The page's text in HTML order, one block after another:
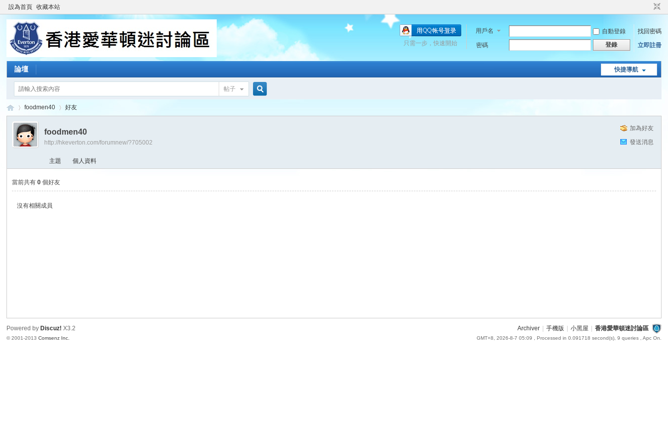
設為首頁 收藏本站
用戶名 自動登錄
找回密碼
密碼
登錄 立即註冊
只需一步，快速開始
快捷導航
論壇
帖子
›
foodmen40 好友
加為好友
發送消息
foodmen40
http://hkeverton.com/forumnew/?705002
主題 個人資料
當前共有0 個好友
沒有相關成員
Archiver 手機版 小黑屋 香港愛華頓迷討論區
GMT+8, 2026-8-7 05:09 , Processed in 0.091718 second(s), 9 queries , Apc On.
Powered by Discuz! X3.2
© 2001-2013Comsenz Inc.